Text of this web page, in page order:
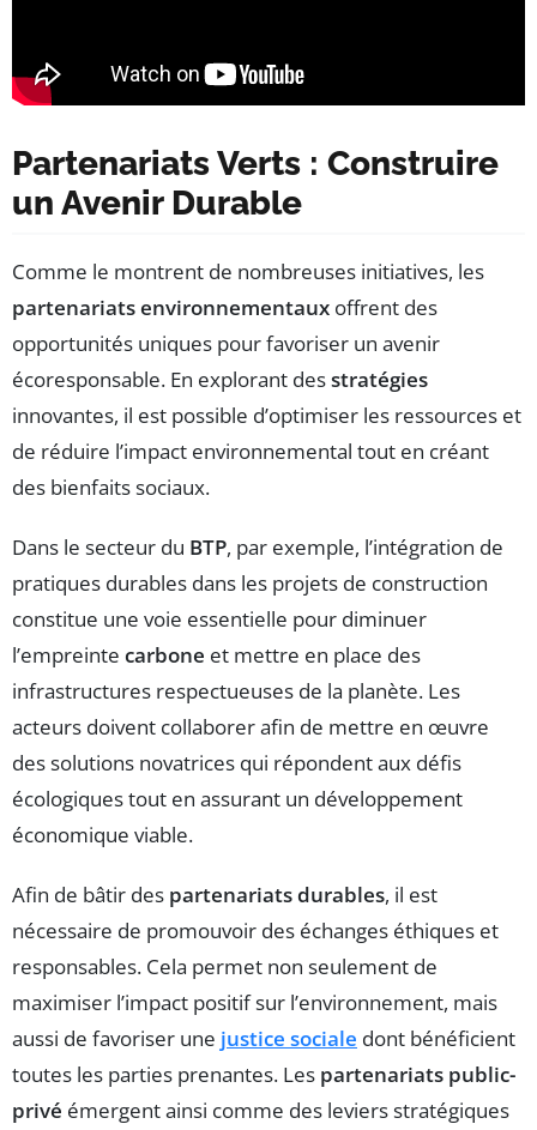
Partenariats Verts : Construire
un Avenir Durable
Comme le montrent de nombreuses initiatives, les
partenariats environnementaux offrent des
opportunités uniques pour favoriser un avenir
écoresponsable. En explorant desstratégies
innovantes, il est possible d’optimiser les ressources et
de réduire l’impact environnemental tout en créant
des bienfaits sociaux.
Dans le secteur du BTP, par exemple, l’intégration de
pratiques durables dans les projets de construction
constitue une voie essentielle pour diminuer
l’empreinte carbone et mettre en place des
infrastructures respectueuses de la planète. Les
acteurs doivent collaborer afin de mettre en œuvre
des solutions novatrices qui répondent aux défis
écologiques tout en assurant un développement
économique viable.
Afin de bâtir des partenariats durables, il est
nécessaire de promouvoir des échanges éthiques et
responsables. Cela permet non seulement de
maximiser l’impact positif sur l’environnement, mais
aussi de favoriser une justice sociale dont bénéficient
toutes les parties prenantes. Les partenariats public-
privé émergent ainsi comme des leviers stratégiques